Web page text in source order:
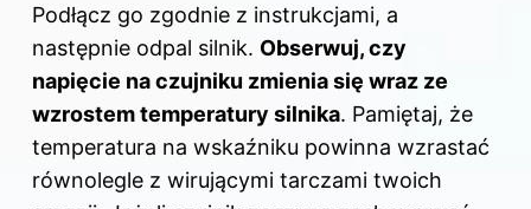
Podłącz go zgodnie z instrukcjami, a
następnie odpal silnik. Obserwuj, czy
napięcie na czujniku zmienia się wraz ze
wzrostem temperatury silnika. Pamiętaj, że
temperatura na wskaźniku powinna wzrastać
równolegle z wirującymi tarczami twoich